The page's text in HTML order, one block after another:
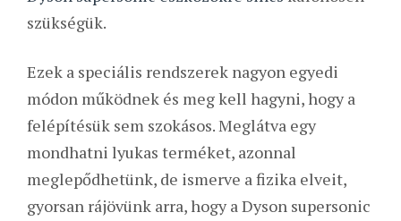
szükségük.
Ezek a speciális rendszerek nagyon egyedi
módon működnek és meg kell hagyni, hogy a
felépítésük sem szokásos. Meglátva egy
mondhatni lyukas terméket, azonnal
meglepődhetünk, de ismerve a fizika elveit,
gyorsan rájövünk arra, hogy a Dyson supersonic